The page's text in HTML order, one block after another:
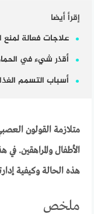
إقرأ أيضا
علاجات فعالة لمنع
أقذر شيء في
أسباب التسمم
الأطفال والمراهقين.
هذه الحالة وكيفية
ملخص